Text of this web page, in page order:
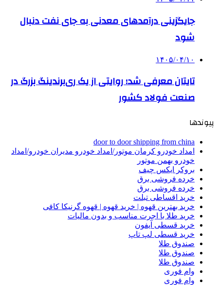
جایگزینی درآمدهای معدنی به جای نفت دنبال
شود
۱۴۰۵/۰۴/۱۰
تایتان معرفی شد؛ روایتی از یک ری‌برندینگ بزرگ در
صنعت فولاد کشور
پیوندها
door to door shipping from china
امداد خودرو کرمان موتور/امداد خودرو مدیران خودرو/امداد
خودرو بهمن موتور
بروکر ایکس چیف
خرده فروشی برق
خرده فروشی برق
خرید اقساطی تبلت
خرید بهترین قهوه | خرید قهوه | قهوه گرنیکا کافی
خرید طلا با اجرت مناسب و بدون مالیات
خرید قسطی آیفون
خرید قسطی لپ تاپ
صندوق طلا
صندوق طلا
صندوق طلا
وام فوری
وام فوری